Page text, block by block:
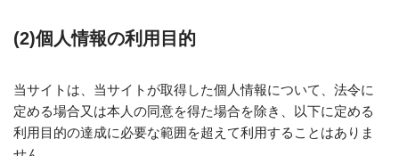
(2)個人情報の利用目的
当サイトは、当サイトが取得した個人情報について、法令に
定める場合又は本人の同意を得た場合を除き、以下に定める
利用目的の達成に必要な範囲を超えて利用することはありま